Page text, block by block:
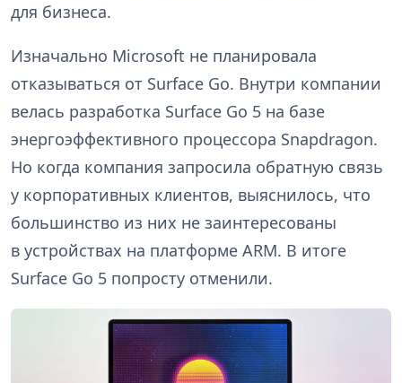
для бизнеса.
Изначально Microsoft не планировала
отказываться от Surface Go. Внутри компании
велась разработка Surface Go 5 на базе
энергоэффективного процессора Snapdragon.
Но когда компания запросила обратную связь
у корпоративных клиентов, выяснилось, что
большинство из них не заинтересованы
в устройствах на платформе ARM. В итоге
Surface Go 5 попросту отменили.